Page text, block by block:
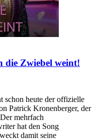
die Zwiebel weint!
schon heute der offizielle
Patrick Kronenberger, der
mehrfach
hat den Song
damit seine